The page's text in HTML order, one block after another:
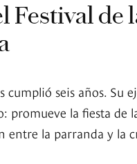
Festival de
cumplió seis años. Su
promueve la fiesta de
entre la parranda y la